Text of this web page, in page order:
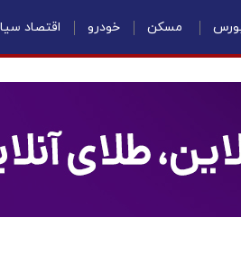
مسکن خودرو اقتصاد